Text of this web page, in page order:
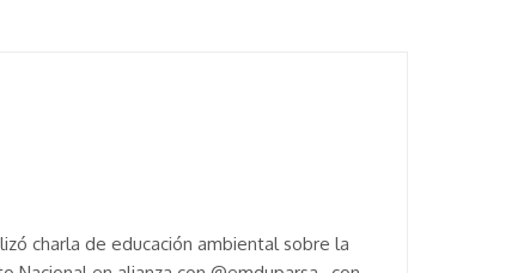
charla de educación ambiental sobre la